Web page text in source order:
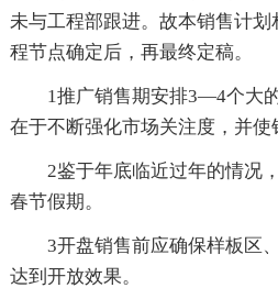
未与工程部跟进。故本销售计
程节点确定后，再最终定稿。
1推广销售期安排3—4个大
在于不断强化市场关注度，并使
2鉴于年底临近过年的情况
春节假期。
3开盘销售前应确保样板区
达到开放效果。